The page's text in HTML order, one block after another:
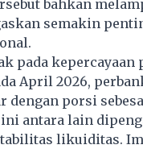
bahkan
semakin
pada kepercayaan
April 2026,
porsi
antara lain
likuiditas.